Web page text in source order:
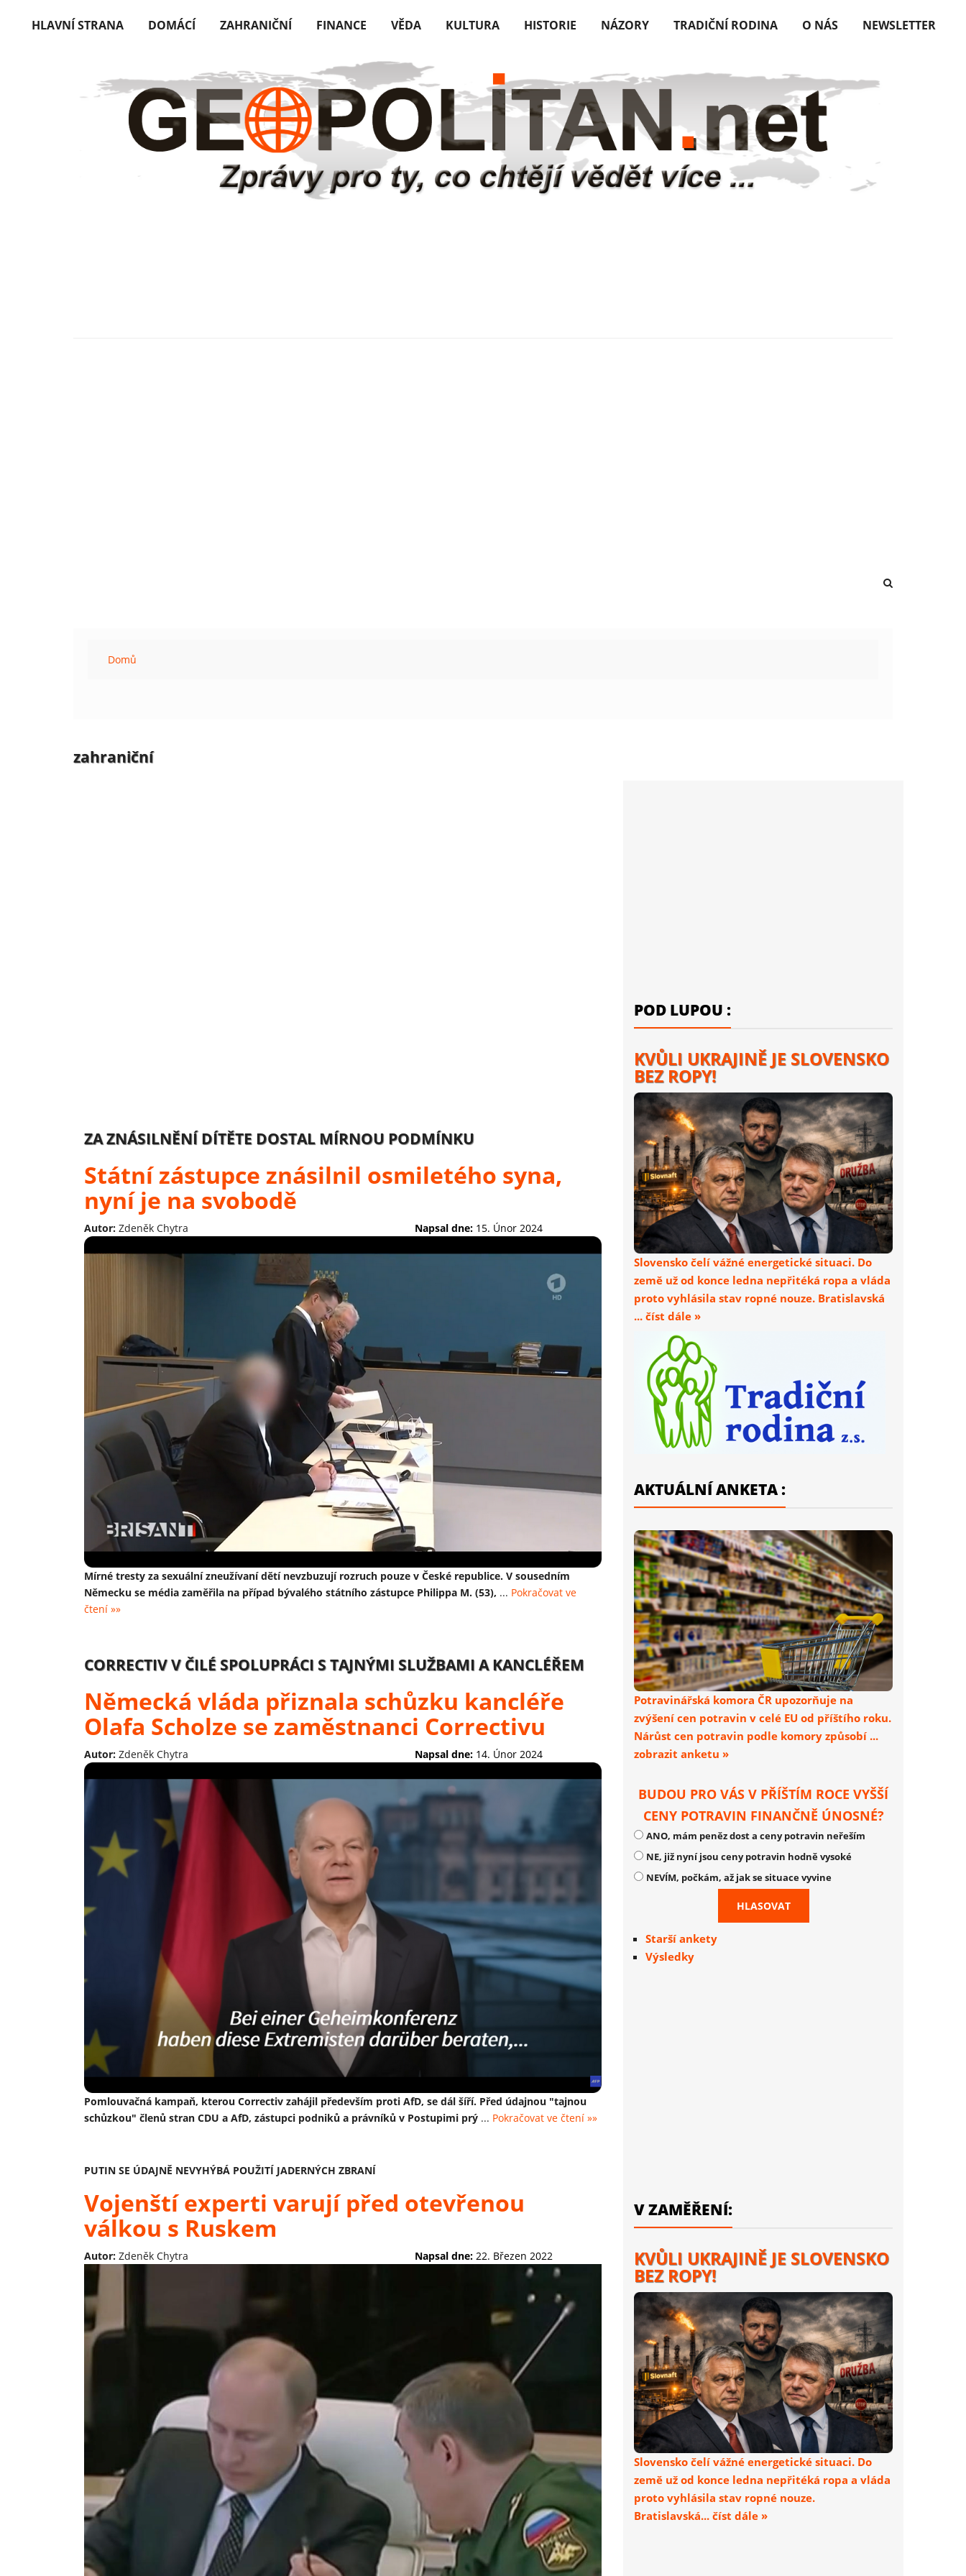
HLAVNÍ STRANA DOMÁCÍ ZAHRANIČNÍ FINANCE VĚDA KULTURA HISTORIE NÁZORY TRADIČNÍ RODINA O NÁS NEWSLETTER
Domů
zahraniční
ZA ZNÁSILNĚNÍ DÍTĚTE DOSTAL MÍRNOU PODMÍNKU
Státní zástupce znásilnil osmiletého syna,
nyní je na svobodě
Autor: Zdeněk Chytra Napsal dne: 15. Únor 2024
Mírné tresty za sexuální zneužívaní dětí nevzbuzují rozruch pouze v České republice. V sousedním
Německu se média zaměřila na případ bývalého státního zástupce Philippa M. (53), ... Pokračovat ve
čtení »»
CORRECTIV V ČILÉ SPOLUPRÁCI S TAJNÝMI SLUŽBAMI A KANCLÉŘEM
Německá vláda přiznala schůzku kancléře
Olafa Scholze se zaměstnanci Correctivu
Autor: Zdeněk Chytra Napsal dne: 14. Únor 2024
Pomlouvačná kampaň, kterou Correctiv zahájil především proti AfD, se dál šíří. Před údajnou "tajnou
schůzkou" členů stran CDU a AfD, zástupci podniků a právníků v Postupimi prý ... Pokračovat ve čtení »»
PUTIN SE ÚDAJNĚ NEVYHÝBÁ POUŽITÍ JADERNÝCH ZBRANÍ
Vojenští experti varují před otevřenou
válkou s Ruskem
Autor: Zdeněk Chytra Napsal dne: 22. Březen 2022
POD LUPOU :
KVŮLI UKRAJINĚ JE SLOVENSKO
BEZ ROPY!
Slovensko čelí vážné energetické situaci. Do
země už od konce ledna nepřitéká ropa a vláda
proto vyhlásila stav ropné nouze. Bratislavská
... číst dále »
AKTUÁLNÍ ANKETA :
Potravinářská komora ČR upozorňuje na
zvýšení cen potravin v celé EU od příštího roku.
Nárůst cen potravin podle komory způsobí ...
zobrazit anketu »
BUDOU PRO VÁS V PŘÍŠTÍM ROCE VYŠŠÍ
CENY POTRAVIN FINANČNĚ ÚNOSNÉ?
ANO, mám peněz dost a ceny potravin neřeším
NE, již nyní jsou ceny potravin hodně vysoké
NEVÍM, počkám, až jak se situace vyvine
Starší ankety
Výsledky
V ZAMĚŘENÍ:
KVŮLI UKRAJINĚ JE SLOVENSKO
BEZ ROPY!
Slovensko čelí vážné energetické situaci. Do
země už od konce ledna nepřitéká ropa a vláda
proto vyhlásila stav ropné nouze.
Bratislavská... číst dále »